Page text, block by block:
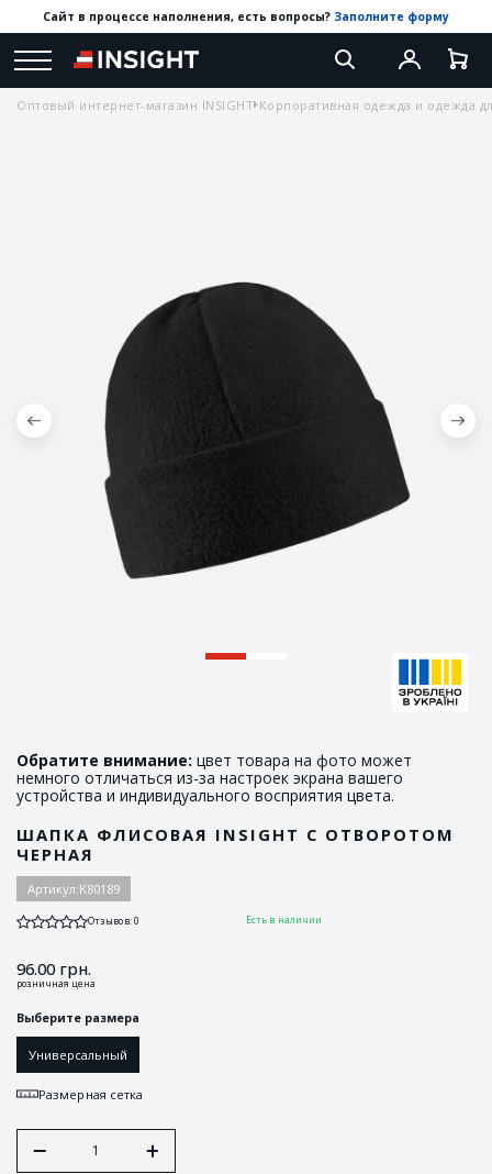
Сайт в процессе наполнения, есть вопросы? Заполните форму
Оптовый интернет-магазин INSIGHT Корпоративная одежда и одежда
Обратите внимание: цвет товара на фото может
немного отличаться из-за настроек экрана вашего
устройства и индивидуального восприятия цвета.
ШАПКА ФЛИСОВАЯ INSIGHT С ОТВОРОТОМ
ЧЕРНАЯ
Артикул:K80189
Отзывов: 0 Есть в наличии
96.00грн.
розничная цена
Выберите размера
Универсальный
Размерная сетка